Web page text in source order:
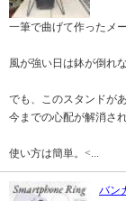
一筆で曲げて作ったメ
風が強い日は鉢が倒れ
でも、このスタンドが
今までの心配が解消され
使い方は簡単。<...
バン